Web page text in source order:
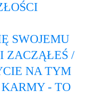
SWOJEMU
ZACZĄŁEŚ /
NA TYM
- TO